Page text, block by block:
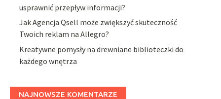
usprawnić przepływ informacji?
Jak Agencja Qsell może zwiększyć skuteczność
Twoich reklam na Allegro?
Kreatywne pomysły na drewniane biblioteczki do
każdego wnętrza
NAJNOWSZE KOMENTARZE